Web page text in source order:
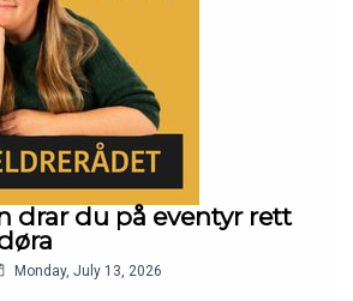
drar du på eventyr rett
Monday, July 13, 2026